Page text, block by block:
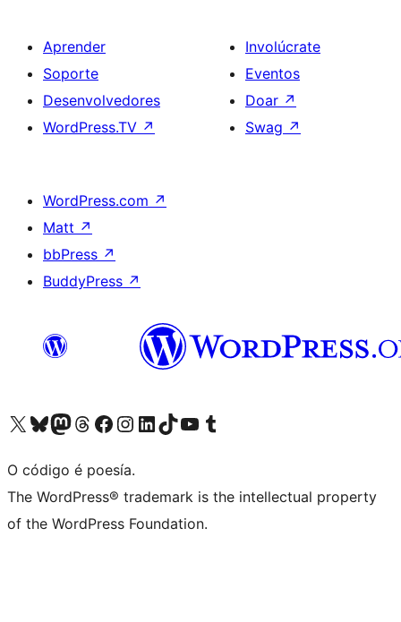
Aprender
Soporte
Desenvolvedores
WordPress.TV ↗
Involúcrate
Eventos
Doar ↗
Swag ↗
WordPress.com ↗
Matt ↗
bbPress ↗
BuddyPress ↗
Visita la cuenta de X (anteriormente Twitter)
Visita a nosa conta de Bluesky
Visita a nosa conta de Mastodon
Visita a nosa conta de Threads
Visita a nosa páxina de Facebook
Visita a nosa conta de Instagram
Visita a nosa conta de LinkedIn
Visita a nosa conta de TikTok
Visita a nosa canle de YouTube
Visita a nosa conta de Tumblr
O código é poesía.
The WordPress® trademark is the intellectual property
of the WordPress Foundation.